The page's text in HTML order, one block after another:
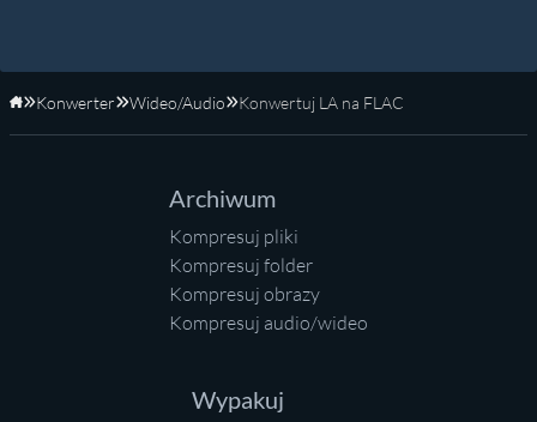
Strona główna
Konwerter Wideo/Audio Konwertuj LA na FLAC
Archiwum
Kompresuj pliki
Kompresuj folder
Kompresuj obrazy
Kompresuj audio/wideo
Wypakuj